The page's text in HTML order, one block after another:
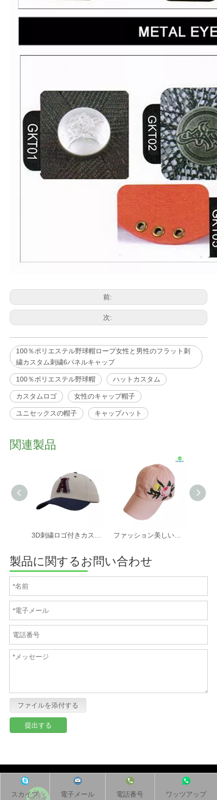
前:
次:
100％ポリエステル野球帽ロープ女性と男性のフラット刺
繍カスタム刺繍6パネルキャップ
100％ポリエステル野球帽 ハットカスタム
カスタムロゴ 女性のキャップ帽子
ユニセックスの帽子 キャップハット
関連製品
製品に関するお問い合わせ
ファイルを添付する
提出する
スカイプ 電子メール 電話番号 ワッツアップ